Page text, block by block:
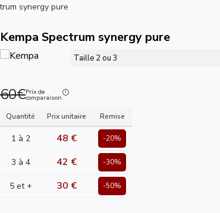
synergy pure
Kempa Spectrum synergy pure
Taille 2 ou 3
60€Prix de
comparaison
Quantité Prix unitaire Remise
1 à 2 48 € -20%
3 à 4 42 € -30%
5 et + 30 € -50%